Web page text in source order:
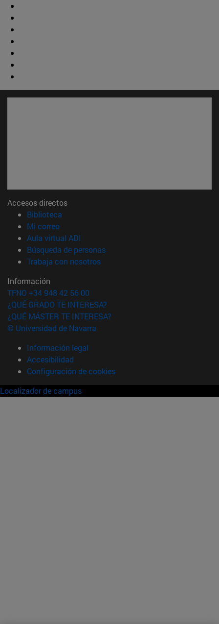
Accesos directos
Biblioteca
Mi correo(abre en nueva ventana)
Aula virtual ADI
Búsqueda de personas(abre en nueva ventana)
Trabaja con nosotros(abre en nueva ventana)
Información
TFNO +34 948 42 56 00
¿QUÉ GRADO TE INTERESA?
¿QUÉ MÁSTER TE INTERESA?
© Universidad de Navarra
Información legal
Accesibilidad
Configuración de cookies
Localizador de campus